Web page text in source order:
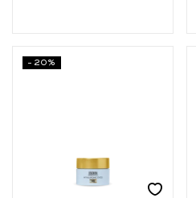
-20%